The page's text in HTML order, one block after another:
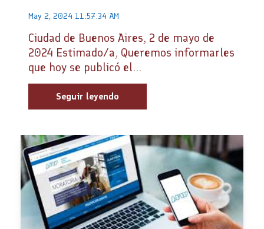
May 2, 2024 11:57:34 AM
Ciudad de Buenos Aires, 2 de mayo de
2024 Estimado/a, Queremos informarles
que hoy se publicó el...
Seguir leyendo